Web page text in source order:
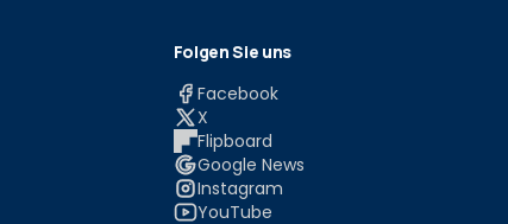
Folgen Sie uns
Facebook
X
Flipboard
Google News
Instagram
YouTube